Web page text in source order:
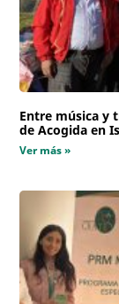
Entre música y
de Acogida en
Ver más »